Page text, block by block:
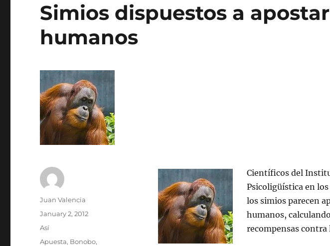
Simios dispuestos a
humanos
Científicos del
Psicoligüística en los
los simios parecen
humanos,
recompensas contra
Author
Juan Valencia
Posted
January 2, 2012
Categories
Así
Tags
Apuesta, Bonobo,